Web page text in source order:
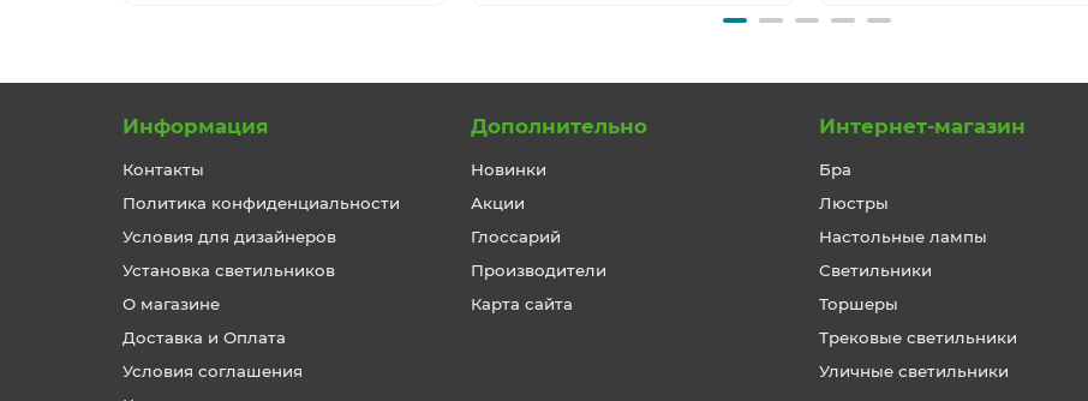
Информация
Контакты
Политика конфиденциальности
Условия для дизайнеров
Установка светильников
О магазине
Доставка и Оплата
Условия соглашения
Дополнительно
Новинки
Акции
Глоссарий
Производители
Карта сайта
Интернет-магазин
Бра
Люстры
Настольные лампы
Светильники
Торшеры
Трековые светильники
Уличные светильники